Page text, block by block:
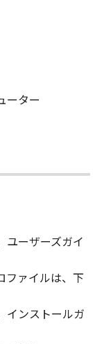
所有権
ヤノンの
または間
社、それ
本ソフトウ
「本ソフ
バグの修正
、いかな
ーター
ーザーズガイ
ファイルは、下
インストールガ